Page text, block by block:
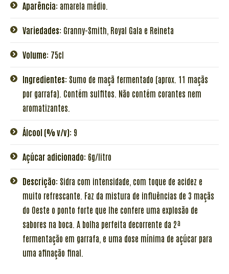
Aparência: amarela médio.
Variedades: Granny-Smith, Royal Gala e Reineta
Volume: 75cl
Ingredientes: Sumo de maçã fermentado (aprox. 11 maçãs
por garrafa). Contém sulfitos. Não contém corantes nem
aromatizantes.
Álcool (% v/v): 9
Açúcar adicionado: 6g/litro
Descrição: Sidra com intensidade, com toque de acidez e
muito refrescante. Faz da mistura de influências de 3 maçãs
do Oeste o ponto forte que lhe confere uma explosão de
sabores na boca. A bolha perfeita decorrente da 2ª
fermentação em garrafa, e uma dose mínima de açúcar para
uma afinação final.